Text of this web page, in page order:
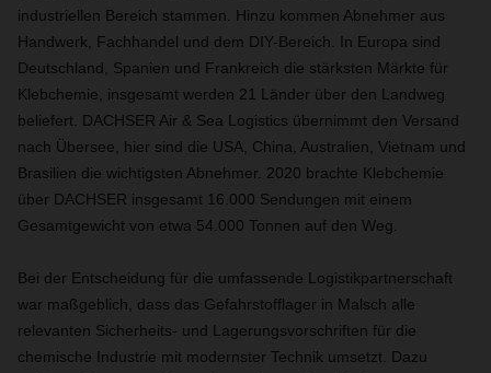
industriellen Bereich stammen. Hinzu kommen Abnehmer aus
Handwerk, Fachhandel und dem DIY-Bereich. In Europa sind
Deutschland, Spanien und Frankreich die stärksten Märkte für
Klebchemie, insgesamt werden 21 Länder über den Landweg
beliefert. DACHSER Air & Sea Logistics übernimmt den Versand
nach Übersee, hier sind die USA, China, Australien, Vietnam und
Brasilien die wichtigsten Abnehmer. 2020 brachte Klebchemie
über DACHSER insgesamt 16.000 Sendungen mit einem
Gesamtgewicht von etwa 54.000 Tonnen auf den Weg.
Bei der Entscheidung für die umfassende Logistikpartnerschaft
war maßgeblich, dass das Gefahrstofflager in Malsch alle
relevanten Sicherheits- und Lagerungsvorschriften für die
chemische Industrie mit modernster Technik umsetzt. Dazu